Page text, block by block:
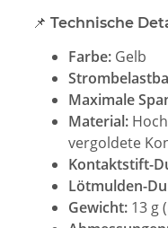
📌 Technische
Farbe: Gelb
Maximale
Material:
vergoldete
Kontaktstift-
Lötmulden-
Gewicht: 13 g